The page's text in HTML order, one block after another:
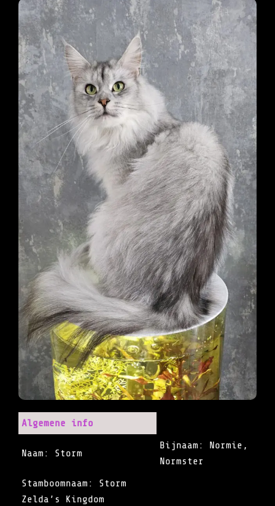
Algemene info
Naam: Storm
Bijnaam: Normie,
Normster
Stamboomnaam: Storm
Zelda’s Kingdom